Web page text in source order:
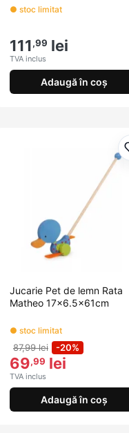
● stoc limitat
111,99 lei
TVA inclus
Adaugă în coș
Jucarie Pet de lemn Rata
Matheo 17x6.5x61cm
● stoc limitat
87,99 lei -20%
69,99 lei
TVA inclus
Adaugă în coș